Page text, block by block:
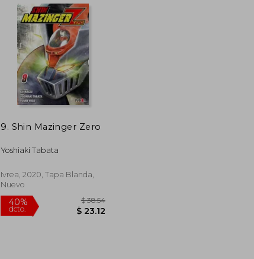
$ 14.73
9. Shin Mazinger Zero
Yoshiaki Tabata
Ivrea, 2020, Tapa Blanda,
Nuevo